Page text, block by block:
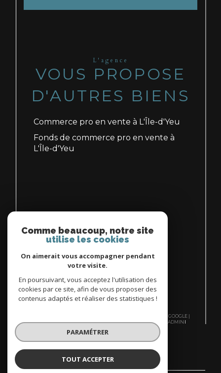
L'agence
VOUS PROPOSE
D'AUTRES BIENS
Commerce pro en vente à L'Île-d'Yeu
Fonds de commerce pro en vente à
L'Île-d'Yeu
se connecter
© 2026 | TOUS DROITS RÉSERVÉS | TRADUCTION POWERED BY GOOGLE |
NOS HONORAIRES
PLAN DU SITE MENTIONS LÉGALES
ADMIN
Comme beaucoup, notre site
utilise les cookies
On aimerait vous accompagner pendant
votre visite.
En poursuivant, vous acceptez l'utilisation des
cookies par ce site, afin de vous proposer des
contenus adaptés et réaliser des statistiques !
PARAMÉTRER
TOUT ACCEPTER